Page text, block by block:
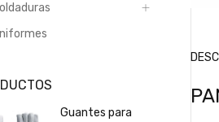
Guantes para